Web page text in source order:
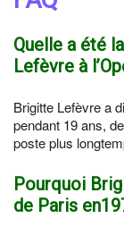
Quelle a été
Lefèvre à
Brigitte Lefèvre a
pendant 19 ans, de
poste plus
Pourquoi
de Paris